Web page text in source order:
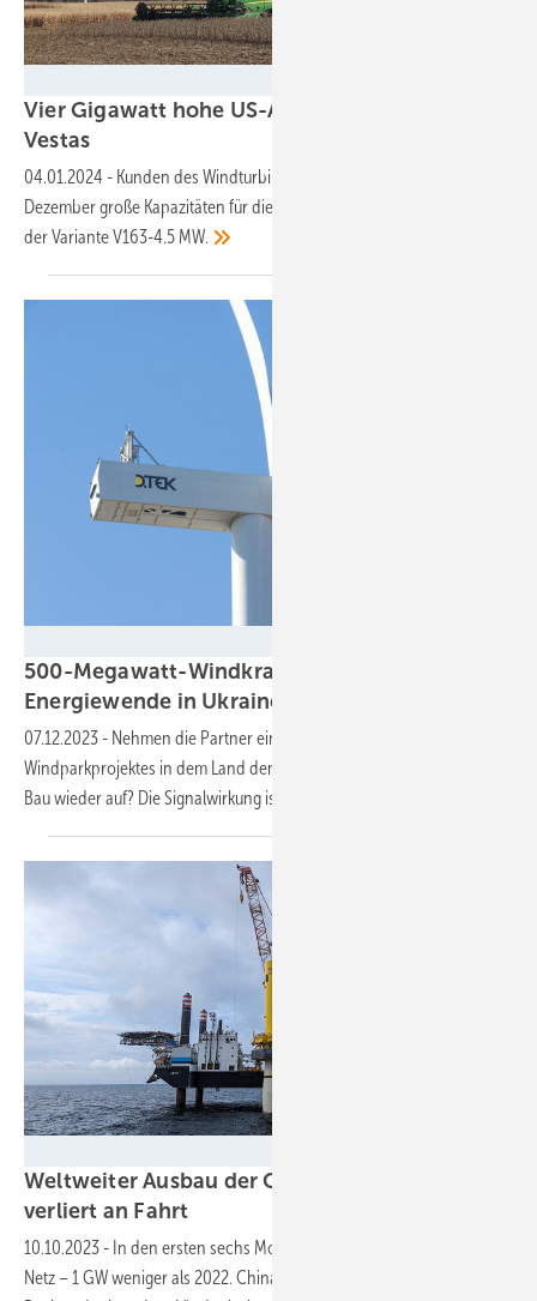
Vier Gigawatt hohe US-Auftragswelle für
Vestas
04.01.2024 - Kunden des Windturbinenunternehmens bestellten im
Dezember große Kapazitäten für die Vereinigten Staaten – vor allem in
der Variante V163-4.5 MW.
500-Megawatt-Windkraftschub, damit
Energiewende in Ukraine neue Kraft
07.12.2023 - Nehmen die Partner eines sehr großen
Windparkprojektes in dem Land den wegen des Krieges gestoppten
Bau wieder auf? Die Signalwirkung ist
Weltweiter Ausbau der Offshore-Windenergie
verliert an Fahrt
10.10.2023 - In den ersten sechs Monaten 2023 gingen 5,6 GW ans
Netz – 1 GW weniger als 2022. China bleibt führende Offshore-